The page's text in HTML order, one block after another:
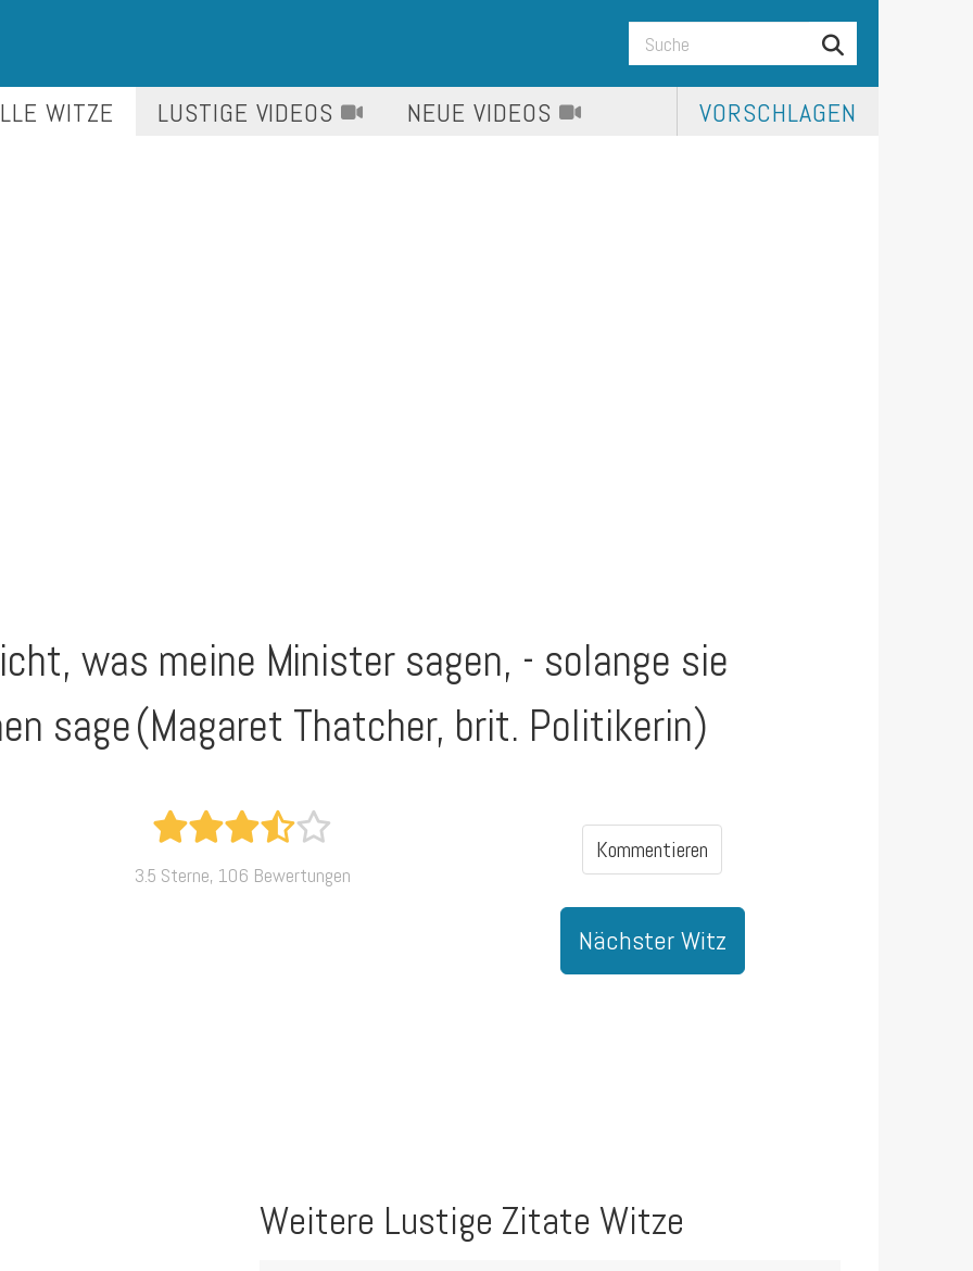
WITZE LUSTIGE VIDEOS NEUE VIDEOS VORSCHLAGEN
was meine Minister sagen, - solange sie
sage(Magaret Thatcher, brit. Politikerin)
3.5 Sterne, 106 Bewertungen
Kommentieren
Nächster Witz
Weitere Lustige Zitate Witze